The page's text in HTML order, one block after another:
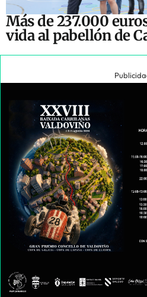
Más de 237.000
vida al pabellón de